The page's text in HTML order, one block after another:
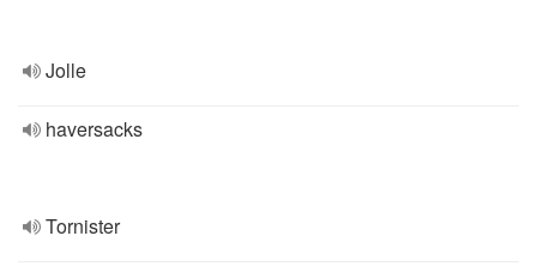
Jolle
haversacks
Tornister